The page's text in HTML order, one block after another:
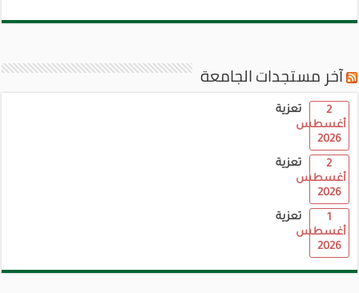
آخر مستجدات الجامعة
تعزية
2
أغسطس
2026
تعزية
2
أغسطس
2026
تعزية
1
أغسطس
2026